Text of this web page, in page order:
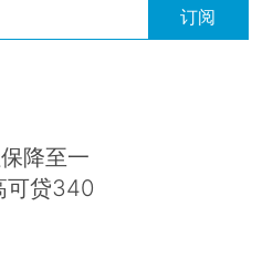
订阅
降至一
可贷340